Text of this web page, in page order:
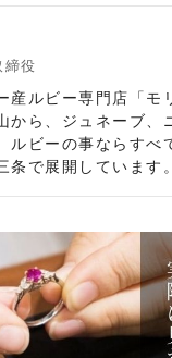
締役
産ルビー専門店「
から、ジュネーブ、
ルビーの事ならすべ
条で展開しています。